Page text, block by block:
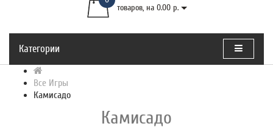
товаров, на 0.00 р.
Категории
Все Игры
Камисадо
Камисадо